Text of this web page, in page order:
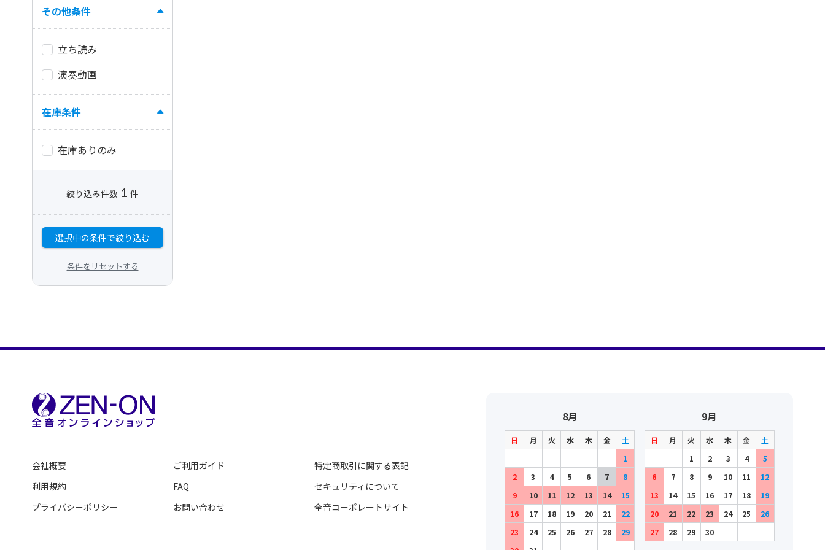
その他条件
立ち読み
演奏動画
在庫条件
在庫ありのみ
絞り込み件数 1 件
選択中の条件で絞り込む
条件をリセットする
会社概要
利用規約
プライバシーポリシー
ご利用ガイド
FAQ
お問い合わせ
特定商取引に関する表記
セキュリティについて
全音コーポレートサイト
8月
日 月 火 水 木 金
土
1
2
3 4 5 6 7
8
9
10 11 12 13 14
15
16
17 18 19 20 21
22
23
24 25 26 27 28
29
9月
日 月 火 水 木 金
土
1
2 3 4
5
6
7 8 9 10 11
12
13
14 15 16 17 18
19
20
21 22 23 24 25
26
27
28 29 30